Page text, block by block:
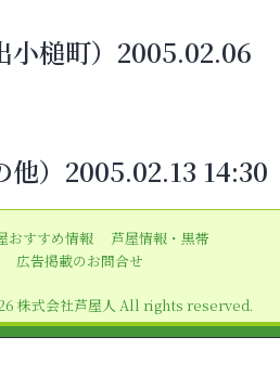
小槌町）2005.02.06
他）2005.02.13 14:30
おすすめ情報
芦屋情報・黒帯
広告掲載のお問合せ
株式会社芦屋人 All rights reserved.